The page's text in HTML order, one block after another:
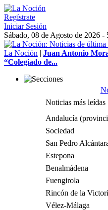
Regístrate
Iniciar Sesión
Sábado, 08 de Agosto de 2026 -
La Noción | Juan Antonio
“Colegiado de...
Noticias más leídas
Andalucía
Sociedad
San Pedro
Estepona
Benalmádena
Fuengirola
Rincón de la
Vélez-Málaga